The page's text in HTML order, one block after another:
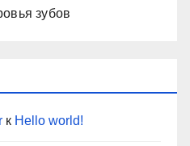
зубов
к Hello world!